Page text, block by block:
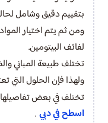
بتقييم دقيق وشامل
ومن ثم يتم اختيار
لفائف البيتومين.
تختلف طبيعة المباني
ولهذا فإن الحلول
تختلف في بعض تفاصيلها
اسطح في دبي.